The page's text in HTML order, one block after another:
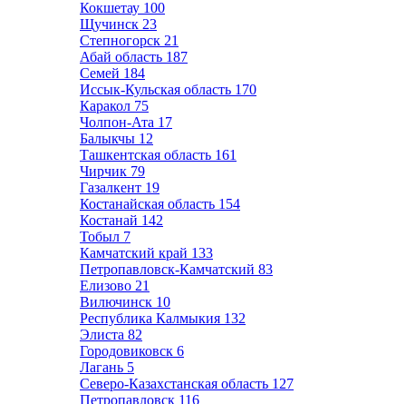
Кокшетау 100
Щучинск 23
Степногорск 21
Абай область 187
Семей 184
Иссык-Кульская область 170
Каракол 75
Чолпон-Ата 17
Балыкчы 12
Ташкентская область 161
Чирчик 79
Газалкент 19
Костанайская область 154
Костанай 142
Тобыл 7
Камчатский край 133
Петропавловск-Камчатский 83
Елизово 21
Вилючинск 10
Республика Калмыкия 132
Элиста 82
Городовиковск 6
Лагань 5
Северо-Казахстанская область 127
Петропавловск 116